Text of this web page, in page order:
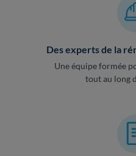
Des experts de la
Une équipe formée
tout au long